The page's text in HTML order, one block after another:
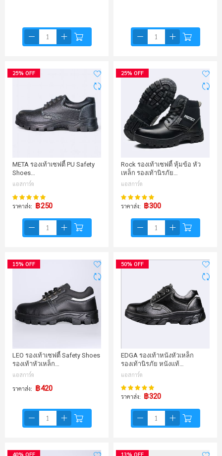
25% OFF
META รองเท้าเซฟตี้ PU Safety
Shoes…
แอสการ์ด
คะแนน:
ราคาส่ง
฿250
25% OFF
Rock รองเท้าเซฟตี้ หุ้มข้อ หัว
เหล็ก รองเท้านิรภัย…
แอสการ์ด
คะแนน:
ราคาส่ง
฿300
15% OFF
LEO รองเท้าเซฟตี้ Safety Shoes
รองเท้าหัวเหล็ก…
แอสการ์ด
ราคาส่ง ฿420
50% OFF
EDGA รองเท้าหนังหัวเหล็ก
รองเท้านิรภัย หนังแท้…
แอสการ์ด
คะแนน:
ราคาส่ง
฿320
40% OFF 13% OFF